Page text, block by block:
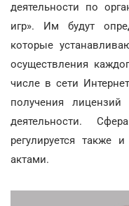
деятельности по
игр». Им будут
которые
осуществления
числе в сети
получения
деятельности.
регулируется также
актами.